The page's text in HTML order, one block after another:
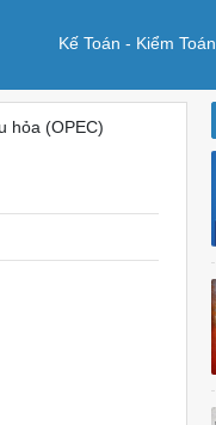
Kế Toán - Kiểm Toán
hỏa (OPEC)